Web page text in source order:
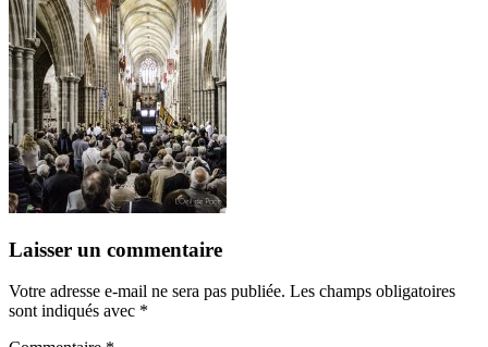
Laisser un commentaire
Votre adresse e-mail ne sera pas publiée. Les champs obligatoires
sont indiqués avec *